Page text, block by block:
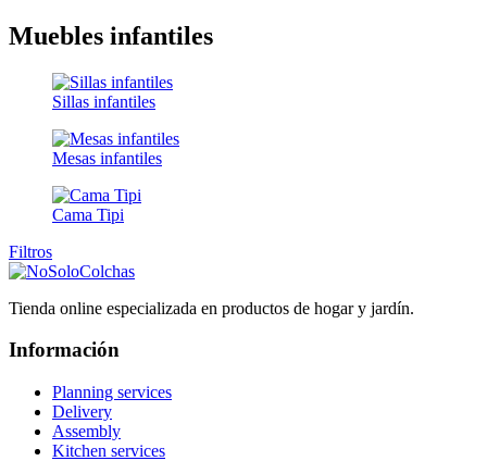
Muebles infantiles
Sillas infantiles
Mesas infantiles
Cama Tipi
Filtros
Tienda online especializada en productos de hogar y jardín.
Información
Planning services
Delivery
Assembly
Kitchen services